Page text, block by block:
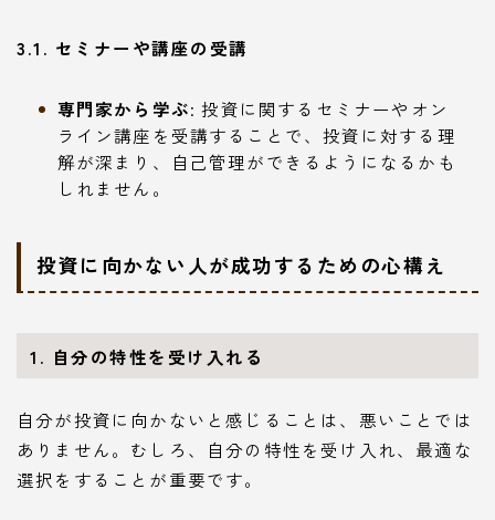
3.1. セミナーや講座の受講
専門家から学ぶ: 投資に関するセミナーやオン
ライン講座を受講することで、投資に対する理
解が深まり、自己管理ができるようになるかも
しれません。
投資に向かない人が成功するための心構え
1. 自分の特性を受け入れる
自分が投資に向かないと感じることは、悪いことでは
ありません。むしろ、自分の特性を受け入れ、最適な
選択をすることが重要です。